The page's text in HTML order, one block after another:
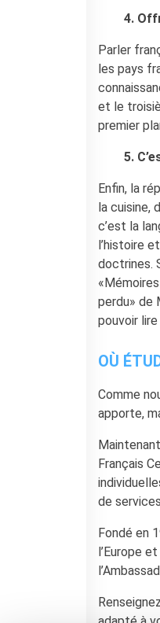
4.
Parler
les pays
et le
premier
5.
Enfin, la
la cuisine,
c’est la
l’histoire
doctrines.
perdu» de
pouvoir lire
OÙ
Comme
apporte,
Français
de
Fondé en
l’Europe